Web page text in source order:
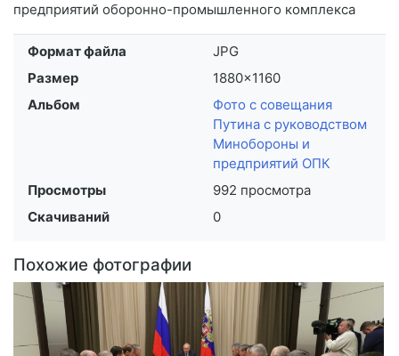
предприятий оборонно-промышленного комплекса
Формат файла
JPG
Размер
1880×1160
Альбом
Фото с совещания
Путина с руководством
Минобороны и
предприятий ОПК
Просмотры
992 просмотра
Скачиваний
0
Похожие фотографии